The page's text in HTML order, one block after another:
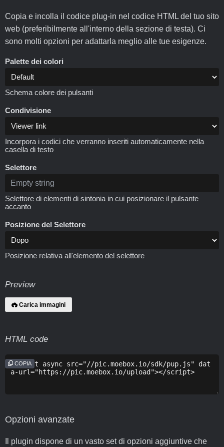
Copia e incolla il codice plug-in nel codice HTML del tuo sito
web (preferibilmente all'interno della sezione di testa). Ci
sono molti opzioni per adattarla meglio alle tue esigenze.
Palette dei colori
Schema colore dei pulsanti
Condivisione
Incorpora i codici che verranno inseriti automaticamente nella
casella di testo
Selettore
Selettore di elementi di sintonia in cui posizionare il pulsante
accanto
Posizione del Selettore
Posizione relativa all'elemento del selettore
Preview
Carica immagini
HTML code
COPIA
Opzioni avanzate
Il plugin dispone di un vasto set di opzioni aggiuntive che